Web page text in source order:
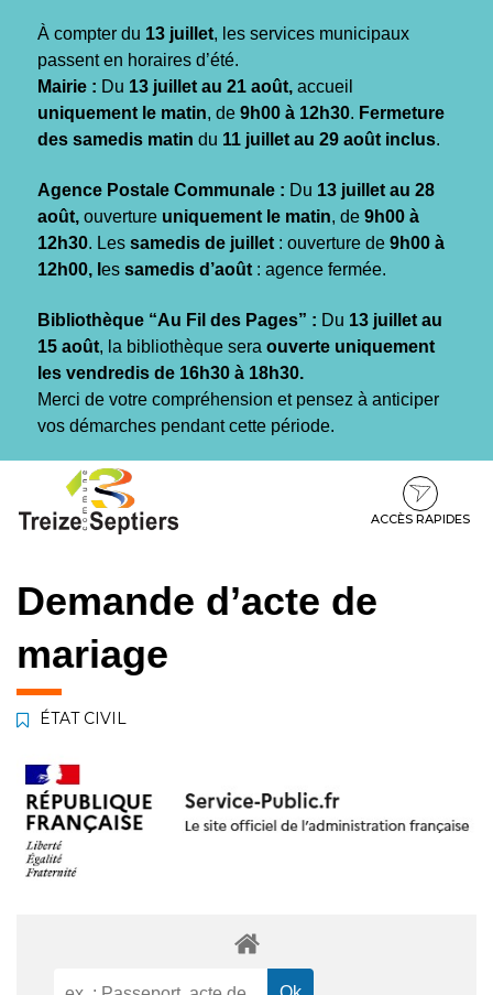
À compter du 13 juillet, les services municipaux
passent en horaires d’été.
Mairie : Du 13 juillet au 21 août, accueil
uniquement le matin, de 9h00 à 12h30. Fermeture
des samedis matin du 11 juillet au 29 août inclus.
Agence Postale Communale : Du 13 juillet au 28
août, ouverture uniquement le matin, de 9h00 à
12h30. Les samedis de juillet : ouverture de 9h00 à
12h00, l es samedis d’août : agence fermée.
Bibliothèque “Au Fil des Pages” : Du 13 juillet au
15 août, la bibliothèque sera ouverte uniquement
les vendredis de 16h30 à 18h30.
Merci de votre compréhension et pensez à anticiper
vos démarches pendant cette période.
contenu
pied
ACCÈS RAPIDES
Demande d’acte de
mariage
ÉTAT CIVIL